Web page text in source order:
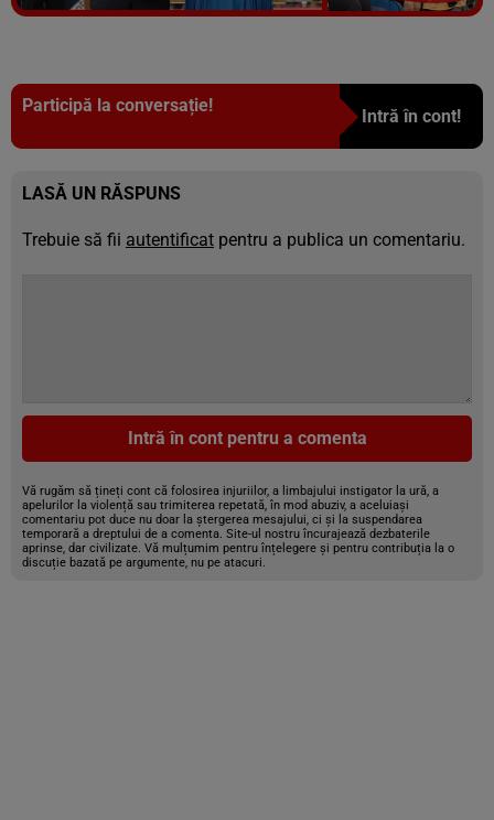
Vezi galeria foto
Participă la conversație!
Intră în cont!
LASĂ UN RĂSPUNS
Trebuie să fii autentificat pentru a publica un comentariu.
Intră în cont pentru a comenta
Vă rugăm să țineți cont că folosirea injuriilor, a limbajului instigator la ură, a
apelurilor la violență sau trimiterea repetată, în mod abuziv, a aceluiași
comentariu pot duce nu doar la ștergerea mesajului, ci și la suspendarea
temporară a dreptului de a comenta. Site-ul nostru încurajează dezbaterile
aprinse, dar civilizate. Vă mulțumim pentru înțelegere și pentru contribuția la o
discuție bazată pe argumente, nu pe atacuri.